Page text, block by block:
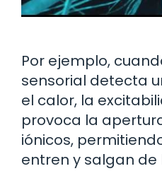
Por ejemplo,
sensorial detecta
el calor, la
provoca la
iónicos,
entren y salgan de